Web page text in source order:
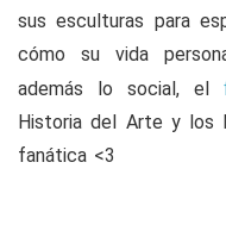
sus esculturas para
cómo su vida
además lo social, el
Historia del Arte y los
fanática <3